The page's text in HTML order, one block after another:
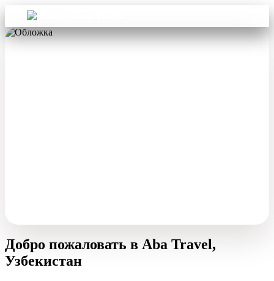
Добро пожаловать в Aba Travel,
Узбекистан